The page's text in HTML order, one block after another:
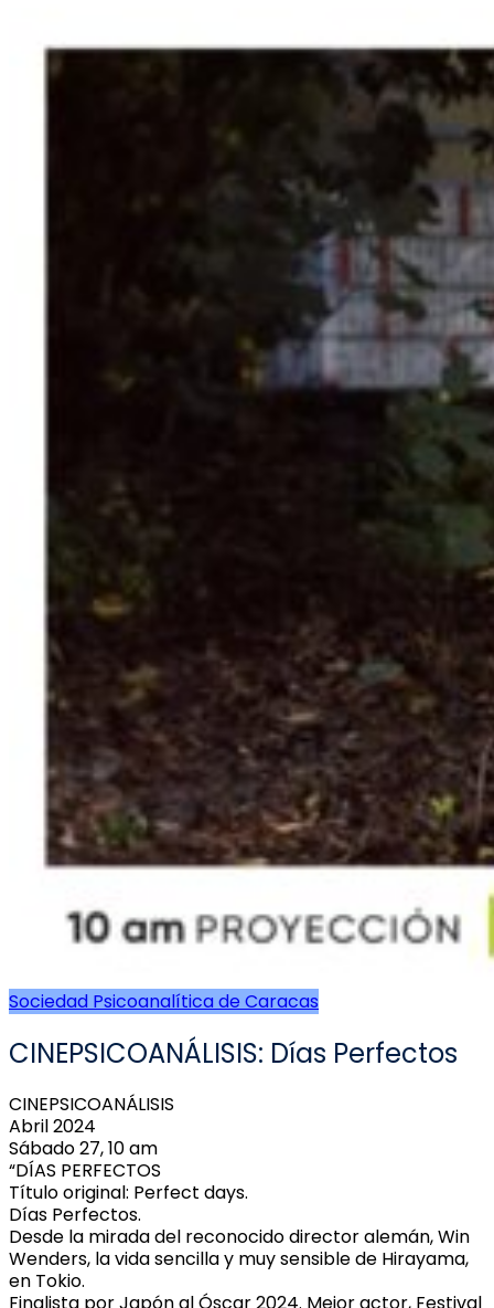
Sociedad Psicoanalítica de Caracas
CINEPSICOANÁLISIS: Días Perfectos
CINEPSICOANÁLISIS
Abril 2024
Sábado 27, 10 am
“DÍAS PERFECTOS
Título original: Perfect days.
Días Perfectos.
Desde la mirada del reconocido director alemán, Win
Wenders, la vida sencilla y muy sensible de Hirayama,
en Tokio.
Finalista por Japón al Óscar 2024. Mejor actor, Festival